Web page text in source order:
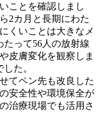
ことを確認しまし
2カ月と長期にわた
くいことは大きなメ
たって56人の放射線
皮膚変化を観察しま
た。
てペン先も改良した
安全性や環境保全が
治療現場でも活用さ